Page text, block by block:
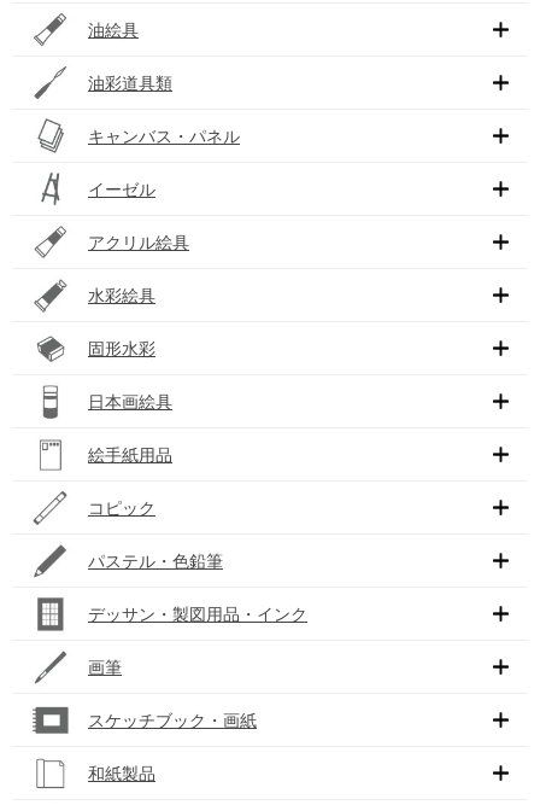
油絵具
油彩道具類
キャンバス・パネル
イーゼル
アクリル絵具
水彩絵具
固形水彩
日本画絵具
絵手紙用品
コピック
パステル・色鉛筆
デッサン・製図用品・インク
画筆
スケッチブック・画紙
和紙製品